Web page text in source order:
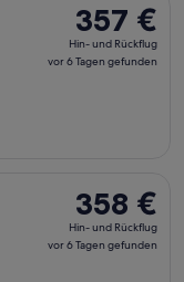
357 €
Hin-
und
357 €
Hin- und Rückflug
vor 6 Tagen gefunden
358 €
Hin-
und
358 €
Hin- und Rückflug
vor 6 Tagen gefunden